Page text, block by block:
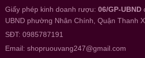
Giấy phép kinh doanh rượu: 06/GP-UBND
UBND phường Nhân Chính, Quận Thanh
SĐT: 0985787191
Email: shopruouvang247@gmail.com